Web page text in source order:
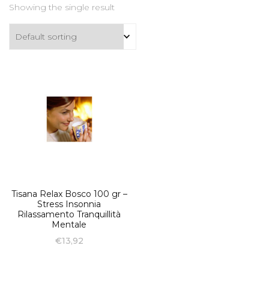
Showing the single result
Tisana Relax Bosco 100 gr –
Stress Insonnia
Rilassamento Tranquillità
Mentale
€13,92